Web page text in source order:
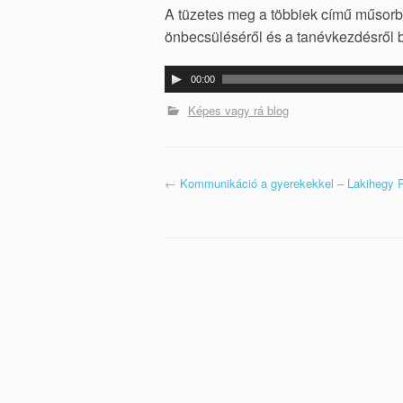
NILD TERÁPIA
AIT/FST
POZITÍV IDENTITÁSÚ
A tüzetes meg a többiek című
önbecsüléséről és a tanévkezdésről
Audió
lejátszó
00:00
Képes vagy rá blog
Post navigation
← Kommunikáció a gyerekekkel – Lakihegy